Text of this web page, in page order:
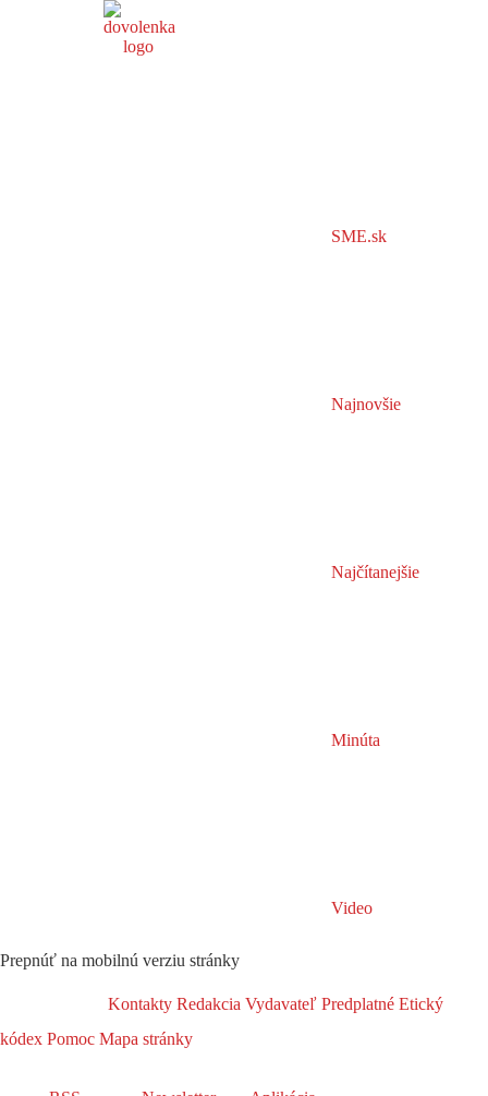
SME.sk
Najnovšie
Najčítanejšie
Minúta
Video
Prepnúť na mobilnú verziu stránky
Kontakty Redakcia Vydavateľ Predplatné Etický
kódex Pomoc Mapa stránky